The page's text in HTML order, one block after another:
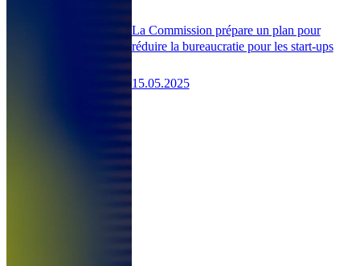
La Commission prépare un plan pour
réduire la bureaucratie pour les start-ups
15.05.2025